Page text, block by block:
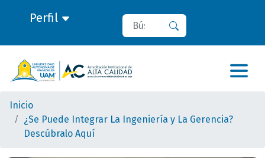
Perfil Buscar
Inicio
¿Se Puede Integrar La Ingeniería y La Gerencia?
Descúbralo Aquí